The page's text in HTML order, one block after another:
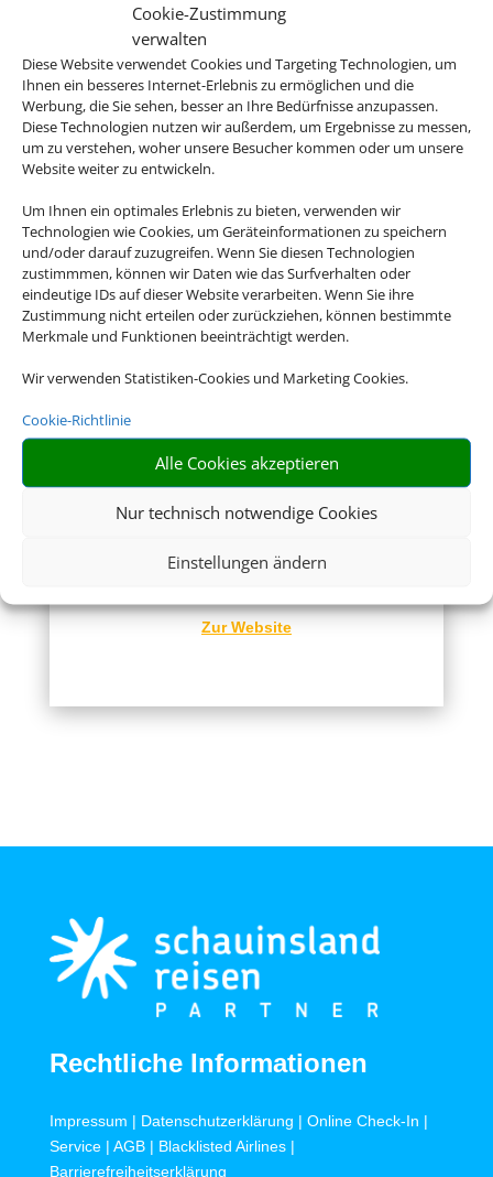
Cookie-Zustimmung
verwalten
Diese Website verwendet Cookies und Targeting Technologien, um
Ihnen ein besseres Internet-Erlebnis zu ermöglichen und die
Werbung, die Sie sehen, besser an Ihre Bedürfnisse anzupassen.
Diese Technologien nutzen wir außerdem, um Ergebnisse zu messen,
um zu verstehen, woher unsere Besucher kommen oder um unsere
Website weiter zu entwickeln.
Um Ihnen ein optimales Erlebnis zu bieten, verwenden wir
Technologien wie Cookies, um Geräteinformationen zu speichern
und/oder darauf zuzugreifen. Wenn Sie diesen Technologien
zustimmmen, können wir Daten wie das Surfverhalten oder
eindeutige IDs auf dieser Website verarbeiten. Wenn Sie ihre
Zustimmung nicht erteilen oder zurückziehen, können bestimmte
Merkmale und Funktionen beeinträchtigt werden.
Wir verwenden Statistiken-Cookies und Marketing Cookies.
Cookie-Richtlinie
Alle Cookies akzeptieren
Nur technisch notwendige Cookies
Einstellungen ändern
Deutsche Visa und
Hier erhalten Sie Visa- und
Einreiseinformationen.
Zur Website
Reisemedizin
reisemedizinische Beratung für Ihr
Zur Website
Rechtliche Informationen
Impressum | Datenschutzerklärung | Online Check-In |
Service| AGB| Blacklisted Airlines|
Barrierefreiheitserklärung